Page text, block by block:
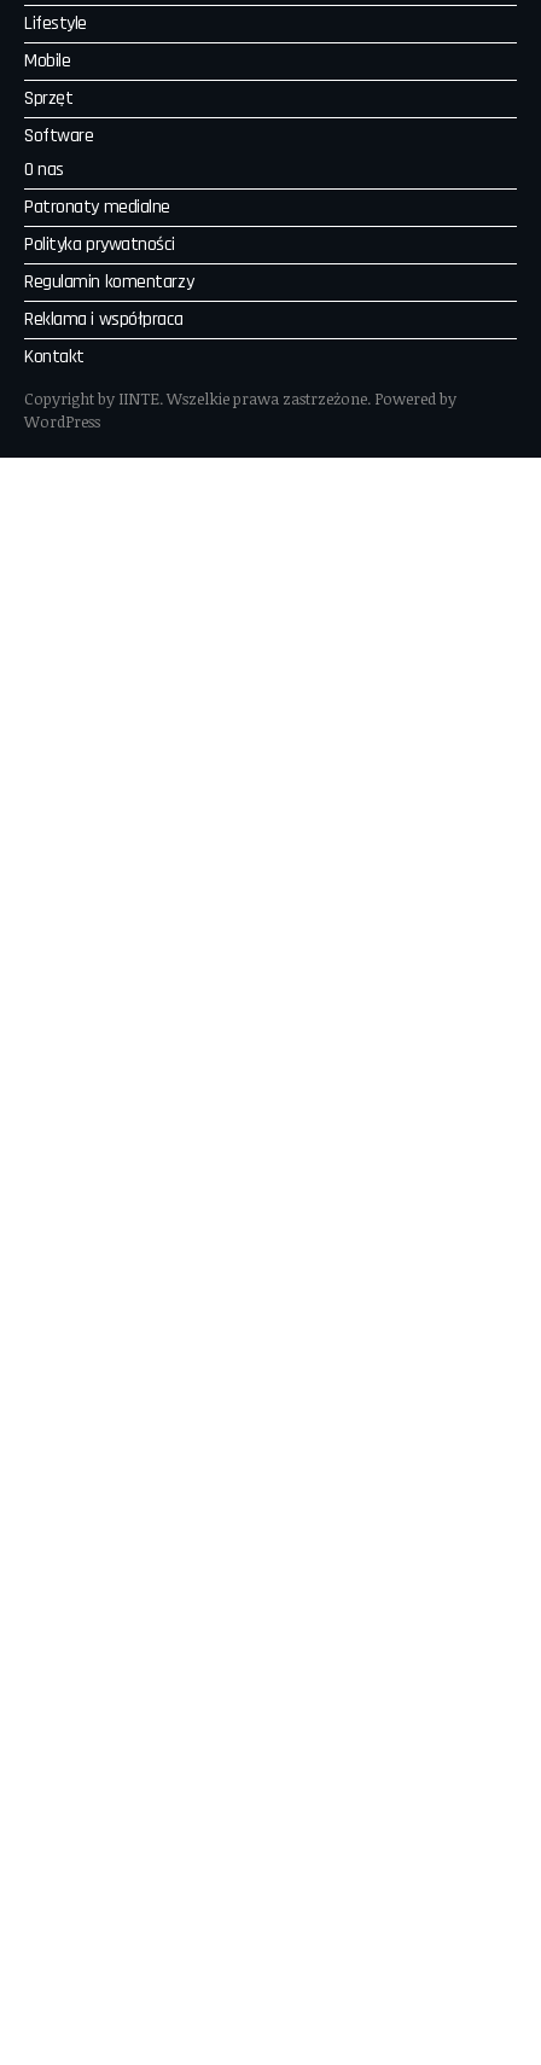
Lifestyle
Mobile
Sprzęt
Software
O nas
Patronaty medialne
Polityka prywatności
Regulamin komentarzy
Reklama i współpraca
Kontakt
Copyright by IINTE. Wszelkie prawa zastrzeżone. Powered by
WordPress